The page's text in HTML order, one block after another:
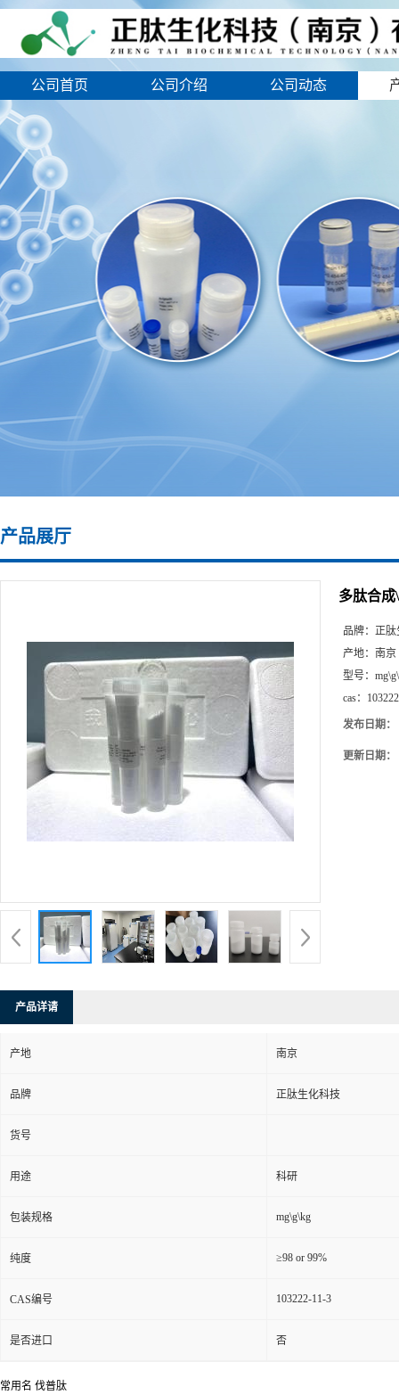
公司首页 公司介绍 公司动态
产品展厅
多肽合成
品牌： 正肽
产地： 南京
型号：
cas：
发布日期：
更新日期：
产品详请
产地 南京
品牌 正肽生化科技
货号
用途 科研
包装规格 mg\g\kg
纯度 ≥98 or 99%
CAS编号 103222-11-3
是否进口 否
常用名 伐普肽